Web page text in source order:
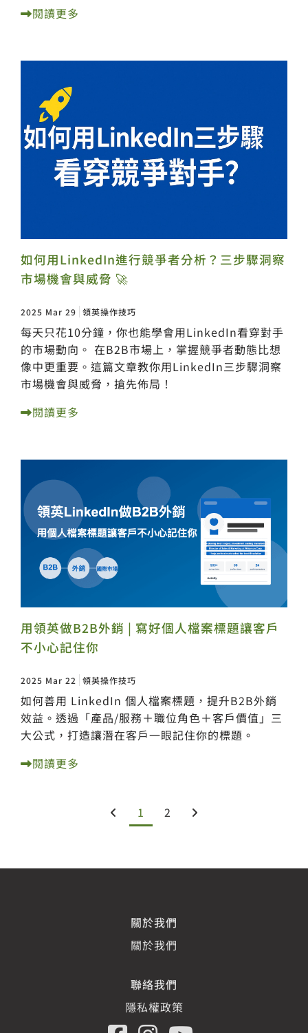
閱讀更多
如何用LinkedIn進行競爭者分析？三步驟洞察
市場機會與威脅 🚀
2025 Mar 29 領英操作技巧
每天只花10分鐘，你也能學會用LinkedIn看穿對手
的市場動向。 在B2B市場上，掌握競爭者動態比想
像中更重要。這篇文章教你用LinkedIn三步驟洞察
市場機會與威脅，搶先佈局！
閱讀更多
用領英做B2B外銷 | 寫好個人檔案標題讓客戶
不小心記住你
2025 Mar 22 領英操作技巧
如何善用 LinkedIn 個人檔案標題，提升B2B外銷
效益。透過「產品/服務＋職位角色＋客戶價值」三
大公式，打造讓潛在客戶一眼記住你的標題。
閱讀更多
1 2
關於我們
關於我們
聯絡我們
隱私權政策